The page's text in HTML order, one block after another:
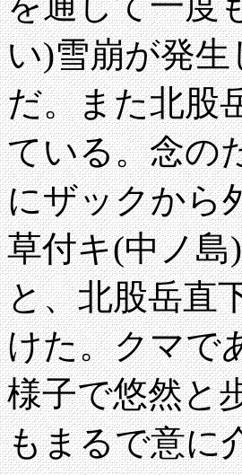
い)雪崩が発
だ。また北股
ている。念の
にザックから
草付キ(中ノ
と、北股岳直
けた。クマで
様子で悠然と
もまるで意に